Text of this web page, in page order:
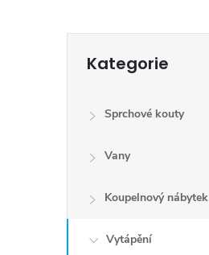
kategorie
Kategorie
Sprchové kouty
Vany
Koupelnový nábytek
Vytápění